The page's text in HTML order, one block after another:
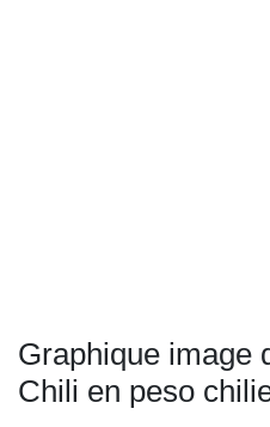
Graphique image
Chili en peso